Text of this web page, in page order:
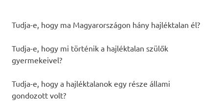
Tudja-e, hogy ma Magyarországon hány hajléktalan él?
Tudja-e, hogy mi történik a hajléktalan szülők
gyermekeivel?
Tudja-e, hogy a hajléktalanok egy része állami
gondozott volt?